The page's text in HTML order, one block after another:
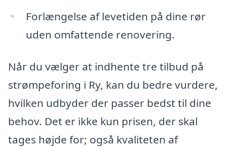
Forlængelse af levetiden på dine rør
uden omfattende renovering.
Når du vælger at indhente tre tilbud på
strømpeforing i Ry, kan du bedre vurdere,
hvilken udbyder der passer bedst til dine
behov. Det er ikke kun prisen, der skal
tages højde for; også kvaliteten af